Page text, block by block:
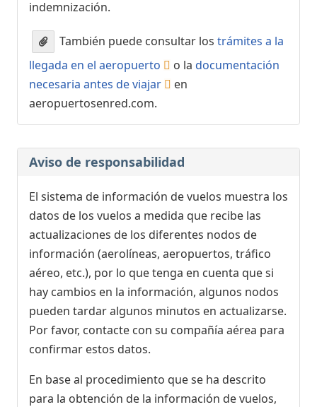
indemnización.
También puede consultar los trámites a la
llegada en el aeropuerto
o la documentación
necesaria antes de viajar
en
aeropuertosenred.com.
Aviso de responsabilidad
El sistema de información de vuelos muestra los
datos de los vuelos a medida que recibe las
actualizaciones de los diferentes nodos de
información (aerolíneas, aeropuertos, tráfico
aéreo, etc.), por lo que tenga en cuenta que si
hay cambios en la información, algunos nodos
pueden tardar algunos minutos en actualizarse.
Por favor, contacte con su compañía aérea para
confirmar estos datos.
En base al procedimiento que se ha descrito
para la obtención de la información de vuelos,